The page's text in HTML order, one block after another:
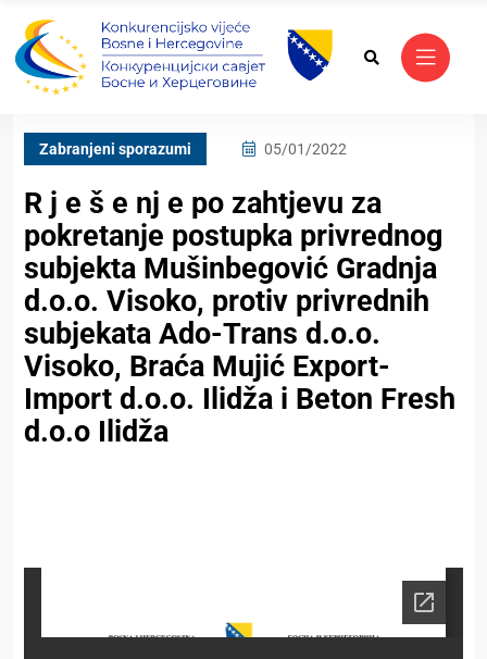
Zabranjeni sporazumi 05/01/2022
R j e š e nj e pо zahtjevu za
pokretanje postupka privrednog
subjekta Mušinbegović Gradnja
d.o.o. Visoko, protiv privrednih
subjekata Ado-Trans d.o.o.
Visoko, Braća Mujić Export-
Import d.o.o. Ilidža i Beton Fresh
d.o.o Ilidža